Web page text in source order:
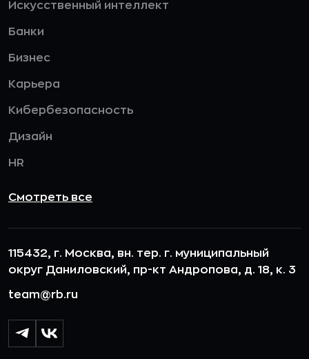
Искусственный интеллект
Банки
Бизнес
Карьера
Кибербезопасность
Дизайн
HR
Смотреть все
115432, г. Москва, вн. тер. г. муниципальный
округ Даниловский, пр-кт Андропова, д. 18, к. 3
team@rb.ru